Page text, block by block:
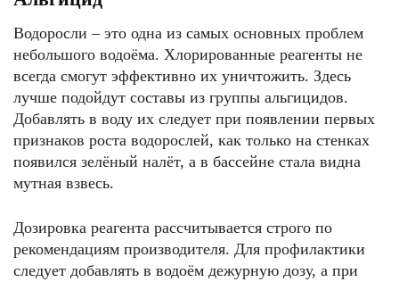
Водоросли – это одна из самых основных проблем
небольшого водоёма. Хлорированные реагенты не
всегда смогут эффективно их уничтожить. Здесь
лучше подойдут составы из группы альгицидов.
Добавлять в воду их следует при появлении первых
признаков роста водорослей, как только на стенках
появился зелёный налёт, а в бассейне стала видна
мутная взвесь.
Дозировка реагента рассчитывается строго по
рекомендациям производителя. Для профилактики
следует добавлять в водоём дежурную дозу, а при